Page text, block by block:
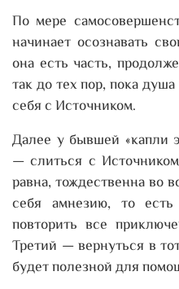
По мере
начинает осознавать
она есть часть,
так до тех пор, пока
себя с Источником.
Далее у бывшей «капли
— слиться с
равна, тождественна во
себя амнезию, то
повторить все
Третий — вернуться в
будет полезной для